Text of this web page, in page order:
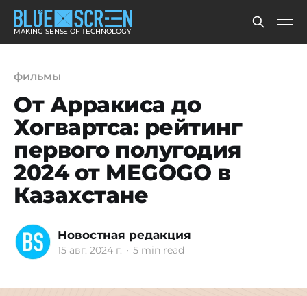
MAKING SENSE OF TECHNOLOGY
фильмы
От Арракиса до
Хогвартса: рейтинг
первого полугодия
2024 от MEGOGO в
Казахстане
Новостная редакция
15 авг. 2024 г. • 5 min read